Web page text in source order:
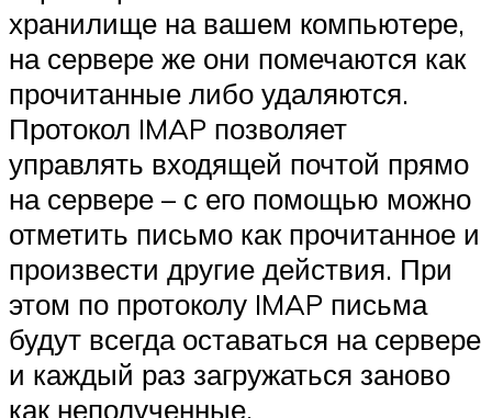
хранилище на вашем компьютере,
на сервере же они помечаются как
прочитанные либо удаляются.
Протокол IMAP позволяет
управлять входящей почтой прямо
на сервере – с его помощью можно
отметить письмо как прочитанное и
произвести другие действия. При
этом по протоколу IMAP письма
будут всегда оставаться на сервере
и каждый раз загружаться заново
как неполученные.